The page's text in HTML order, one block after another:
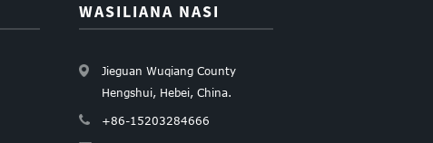
WASILIANA NASI
Jieguan Wuqiang County
Hengshui, Hebei, China.
+86-15203284666